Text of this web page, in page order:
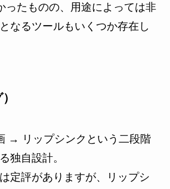
ったものの、用途によっては非
なるツールもいくつか存在し
→ リップシンクという二段階
独自設計。
定評がありますが、リップシ